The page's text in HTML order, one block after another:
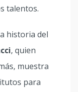
talentos.
historia del
, quien
muestra
para